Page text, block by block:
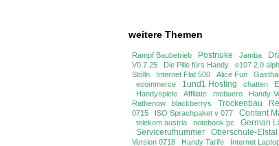
weitere Themen
Rampf Baubetrieb Postnuke Jamba
V0.7.25
Die Pille fürs Handy e107 2.0
Stölln
Internet Flat 500 Alice Fun
ecommerce
1und1 Hosting chatten
Handyspiele
Affiliate mcbuero Handy-
Rathenow
blackberrys Trockenbau
0715
ISO Sprachpaket v 077 Content
telekom austria
notebook pc German
Servicerufnummer Oberschule-Elstal
Version 0718
Handy Tarife Internet